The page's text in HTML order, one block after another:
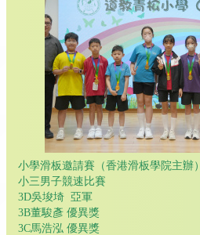
小學滑板邀請賽（香港滑板學院主辦）
小三男子競速比賽
3D吳埈埼 亞軍
3B董駿彥 優異獎
3C馬浩泓 優異獎